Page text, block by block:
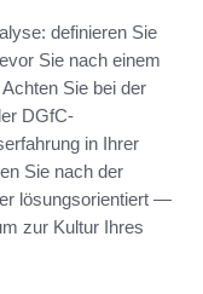
definieren Sie
Sie nach einem
Sie bei der
DGfC-
in Ihrer
Sie nach der
lösungsorientiert —
zur Kultur Ihres